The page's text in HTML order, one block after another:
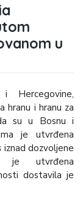
u
Hercegovine,
hranu i hranu za
su u Bosnu i
je utvrđena
iznad dozvoljene
je utvrđena
dostavila je